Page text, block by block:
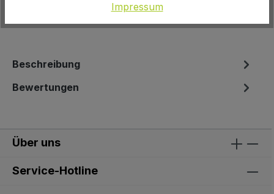
060-29101
Beschreibung
Bewertungen
Über uns
Service-Hotline
Impressum